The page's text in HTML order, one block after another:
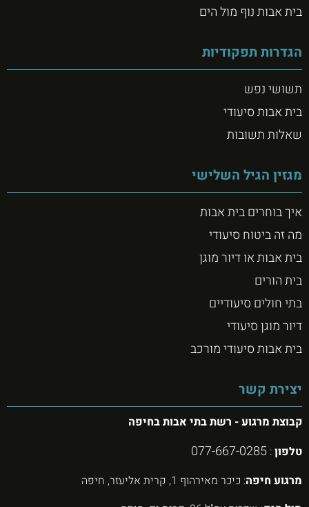
בית אבות נוף מול הים
הגדרות תפקודיות
תשושי נפש
בית אבות סיעודי
שאלות תשובות
מגזין הגיל השלישי
איך בוחרים בית אבות
מה זה ביטוח סיעודי
בית אבות או דיור מוגן
בית הורים
בתי חולים סיעודיים
דיור מוגן סיעודי
בית אבות סיעודי מורכב
יצירת קשר
קבוצת מרגוע - רשת בתי אבות בחיפה
טלפון:
077-667-0285
מרגוע חיפה: כיכר מאירהוף 1, קרית אליעזר, חיפה